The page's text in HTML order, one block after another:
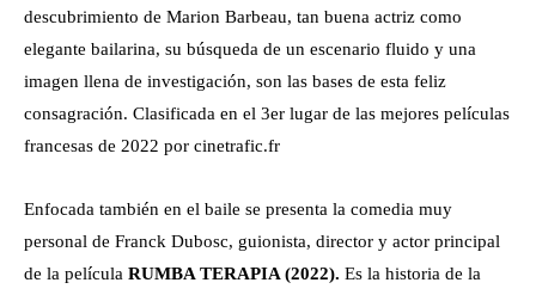
descubrimiento de Marion Barbeau, tan buena actriz como
elegante bailarina, su búsqueda de un escenario fluido y una
imagen llena de investigación, son las bases de esta feliz
consagración. Clasificada en el 3er lugar de las mejores películas
francesas de 2022 por cinetrafic.fr
Enfocada también en el baile se presenta la comedia muy
personal de Franck Dubosc, guionista, director y actor principal
de la película RUMBA TERAPIA (2022). Es la historia de la